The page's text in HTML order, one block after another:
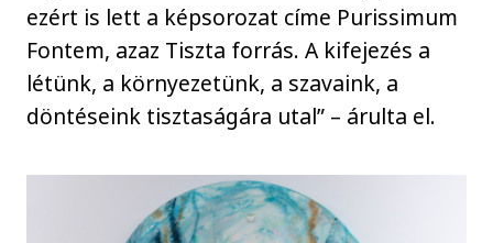
ezért is lett a képsorozat címe Purissimum
Fontem, azaz Tiszta forrás. A kifejezés a
létünk, a környezetünk, a szavaink, a
döntéseink tisztaságára utal” – árulta el.